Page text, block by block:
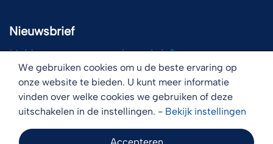
We gebruiken cookies om u de beste ervaring op
onze website te bieden. U kunt meer informatie
vinden over welke cookies we gebruiken of deze
uitschakelen in de instellingen. - Bekijk instellingen
Nieuwsbrief
Meld u aan voor onze nieuwsbrief!
Disclaimer Cookies